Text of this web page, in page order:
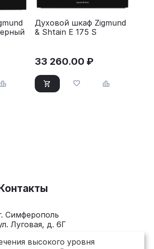
Духовой шкаф Zigmund
& Shtain E 175 S
33 260.00 ₽
Контакты
Симферополь
Луговая, д. 6Г
0-281
высокого уровня